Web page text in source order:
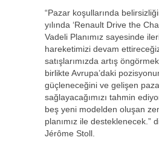
“Pazar koşullarında
yılında ‘Renault Drive the
Vadeli Planımız sayesinde
hareketimizi devam
satışlarımızda artış
birlikte Avrupa’daki
güçleneceğini ve gelişen
sağlayacağımızı tahmin
beş yeni modelden oluşan
planımız ile desteklenecek.”
Jérôme Stoll.